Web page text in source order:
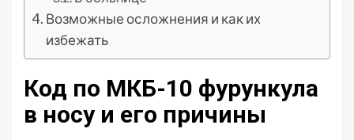
Возможные осложнения и как их
избежать
Код по МКБ-10 фурункула
в носу и его причины